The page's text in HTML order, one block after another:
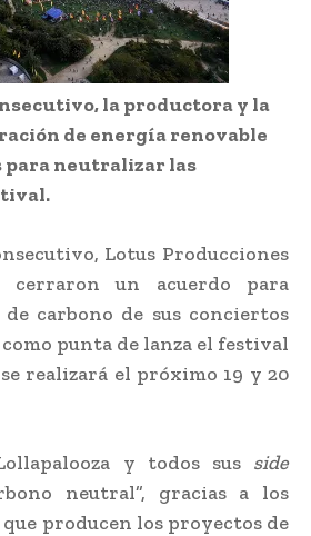
la productora y la
de energía renovable
neutralizar las
Lotus Producciones
cerraron un acuerdo para
carbono de sus conciertos
punta de lanza el festival
realizará el próximo 19 y 20
y todos sus side
neutral”, gracias a los
producen los proyectos de